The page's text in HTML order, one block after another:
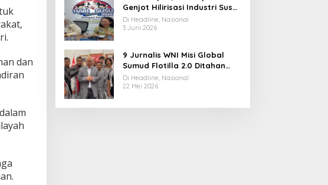
dan
Genjot Hilirisasi Industri Susu
Lewat Momen Hari Susu
Nusantara 2026
Di Headline, Nasional
3 Juni 2026
9 Jurnalis WNI Misi Global
Sumud Flotilla 2.0 Ditahan
Militer Israel, Kini Dibebaskan
dan Dievakuasi ke Istanbul
Di Headline, Nasional
22 Mei 2026